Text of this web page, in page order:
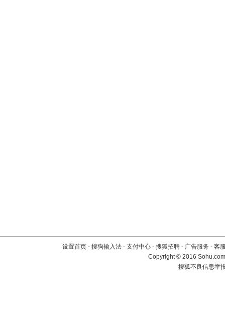
设置首页 - 搜狗输入法 - 支付中心 - 搜狐招聘 - 广告服务 - 客
Copyright©2016
搜狐不良信息举